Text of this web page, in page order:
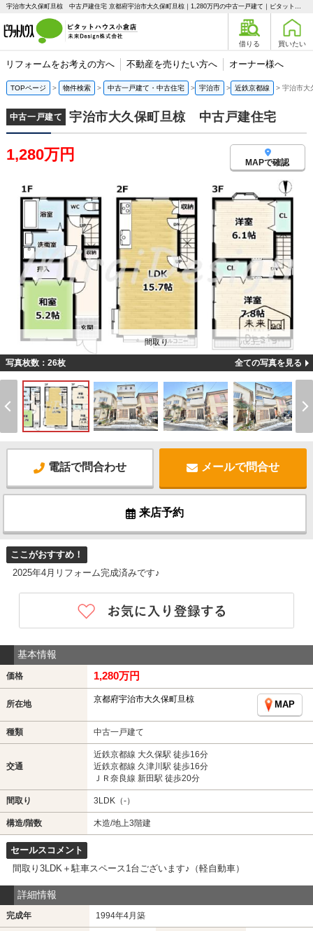
宇治市大久保町旦椋 中古戸建住宅 京都府宇治市大久保町旦椋｜1,280万円の中古一戸建て｜ピタットハウス小倉店 未来Design株式会社
借りる 買いたい
リフォームをお考えの方へ 不動産を売りたい方へ オーナー様へ
TOPページ 物件検索 中古一戸建て・中古住宅 宇治市 近鉄京都線 宇治市
中古一戸建て 宇治市大久保町旦椋 中古戸建住宅
1,280万円 MAPで確認
間取り
写真枚数：26枚 全ての写真を見る
電話で問合わせ メールで問合せ
来店予約
ここがおすすめ！
2025年4月リフォーム完成済みです♪
基本情報
価格 1,280万円
所在地 京都府宇治市大久保町旦椋
MAP
種類 中古一戸建て
交通
近鉄京都線 大久保駅 徒歩16分
近鉄京都線 久津川駅 徒歩16分
ＪＲ奈良線 新田駅 徒歩20分
間取り 3LDK（-）
構造/階数 木造/地上3階建
セールスコメント
間取り3LDK＋駐車スペース1台ございます♪（軽自動車）
詳細情報
完成年 1994年4月築